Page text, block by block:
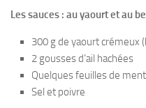
Les sauces : au yaourt et au
300 g de yaourt crémeux
2 gousses d’ail hachées
Quelques feuilles de
Sel et poivre